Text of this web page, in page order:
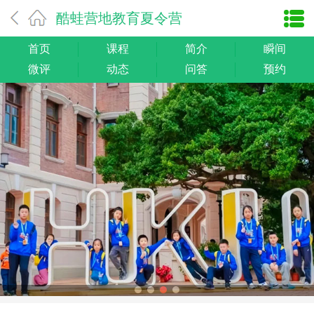
酷蛙营地教育夏令营
首页 课程 简介
瞬间
微评
动态 问答 预约